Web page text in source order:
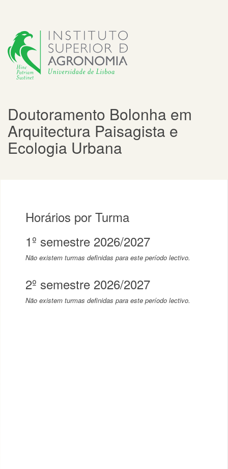
Doutoramento Bolonha em
Arquitectura Paisagista e
Ecologia Urbana
Horários por Turma
1º semestre 2026/2027
Não existem turmas definidas para este período lectivo.
2º semestre 2026/2027
Não existem turmas definidas para este período lectivo.